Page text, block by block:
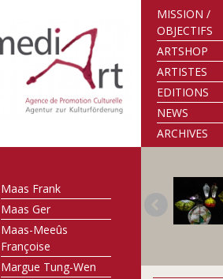
MISSION /
OBJECTIFS
ARTSHOP
ARTISTES
EDITIONS
NEWS
ARCHIVES
Kraemer Michelle
Kravagna Michael
Laffolay Marc
Lankl Herbert
Lemmer Paule
Lunkes Jeannot
Maas Frank
Maas Ger
Maas-Meeûs
Françoise
Margue Tung-Wen